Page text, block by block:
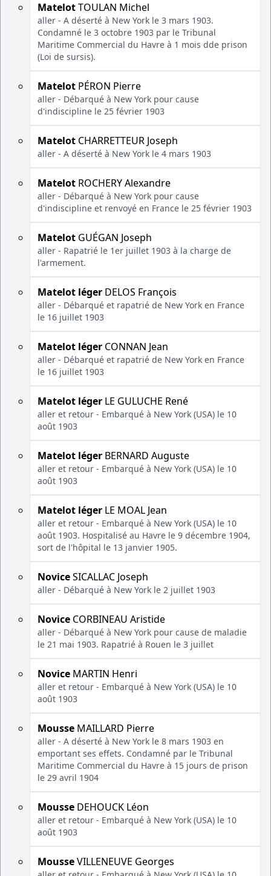
MatelotTOULAN Michel
aller - A déserté à New York le 3 mars 1903.
Condamné le 3 octobre 1903 par le Tribunal
Maritime Commercial du Havre à 1 mois dde prison
(Loi de sursis).
Matelot PÉRON Pierre
aller - Débarqué à New York pour cause
d'indiscipline le 25 février 1903
Matelot CHARRETTEUR Joseph
aller - A déserté à New York le 4 mars 1903
Matelot ROCHERY Alexandre
aller - Débarqué à New York pour cause
d'indiscipline et renvoyé en France le 25 février 1903
Matelot GUÉGAN Joseph
aller - Rapatrié le 1er juillet 1903 à la charge de
l'armement.
Matelot léger DELOS François
aller - Débarqué et rapatrié de New York en France
le 16 juillet 1903
Matelot léger CONNAN Jean
aller - Débarqué et rapatrié de New York en France
le 16 juillet 1903
Matelot léger LE GULUCHE René
aller et retour - Embarqué à New York (USA) le 10
août 1903
Matelot léger BERNARD Auguste
aller et retour - Embarqué à New York (USA) le 10
août 1903
Matelot léger LE MOAL Jean
aller et retour - Embarqué à New York (USA) le 10
août 1903. Hospitalisé au Havre le 9 décembre 1904,
sort de l'hôpital le 13 janvier 1905.
NoviceSICALLAC Joseph
aller - Débarqué à New York le 2 juillet 1903
Novice CORBINEAU Aristide
aller - Débarqué à New York pour cause de maladie
le 21 mai 1903. Rapatrié à Rouen le 3 juillet
Novice MARTIN Henri
aller et retour - Embarqué à New York (USA) le 10
août 1903
Mousse MAILLARD Pierre
aller - A déserté à New York le 8 mars 1903 en
emportant ses effets. Condamné par le Tribunal
Maritime Commercial du Havre à 15 jours de prison
le 29 avril 1904
Mousse DEHOUCK Léon
aller et retour - Embarqué à New York (USA) le 10
août 1903
MousseVILLENEUVE Georges